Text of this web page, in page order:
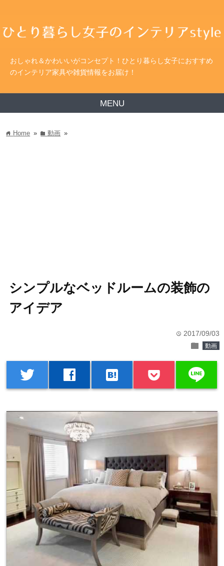
おしゃれ＆かわいいがコンセプト！ひとり暮らし女子におすすめ
のインテリア家具や雑貨情報をお届け！
MENU
home Home » folder動画 »
シンプルなベッドルームの装飾の
アイデア
time 2017/09/03
folder 動画
twitter facebook hatenabookmark line